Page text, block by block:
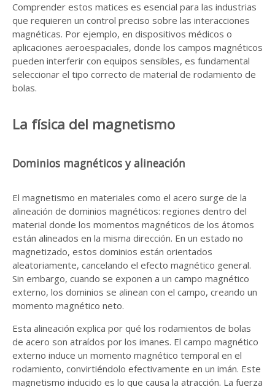
Comprender estos matices es esencial para las industrias
que requieren un control preciso sobre las interacciones
magnéticas. Por ejemplo, en dispositivos médicos o
aplicaciones aeroespaciales, donde los campos magnéticos
pueden interferir con equipos sensibles, es fundamental
seleccionar el tipo correcto de material de rodamiento de
bolas.
La física del magnetismo
Dominios magnéticos y alineación
El magnetismo en materiales como el acero surge de la
alineación de dominios magnéticos: regiones dentro del
material donde los momentos magnéticos de los átomos
están alineados en la misma dirección. En un estado no
magnetizado, estos dominios están orientados
aleatoriamente, cancelando el efecto magnético general.
Sin embargo, cuando se exponen a un campo magnético
externo, los dominios se alinean con el campo, creando un
momento magnético neto.
Esta alineación explica por qué los rodamientos de bolas
de acero son atraídos por los imanes. El campo magnético
externo induce un momento magnético temporal en el
rodamiento, convirtiéndolo efectivamente en un imán. Este
magnetismo inducido es lo que causa la atracción. La fuerza